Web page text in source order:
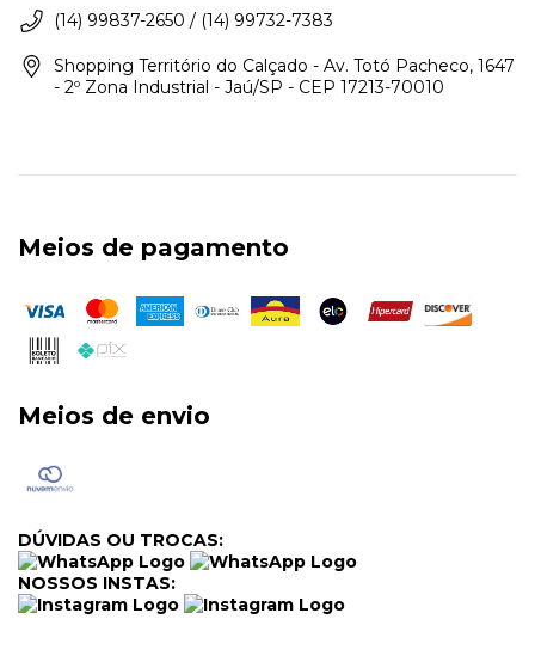
(14) 99837-2650 / (14) 99732-7383
Shopping Território do Calçado - Av. Totó Pacheco, 1647
- 2º Zona Industrial - Jaú/SP - CEP 17213-70010
Meios de pagamento
Meios de envio
DÚVIDAS OU TROCAS:
NOSSOS INSTAS: